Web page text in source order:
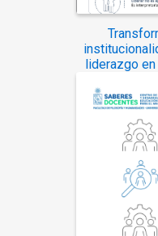
liderazgo